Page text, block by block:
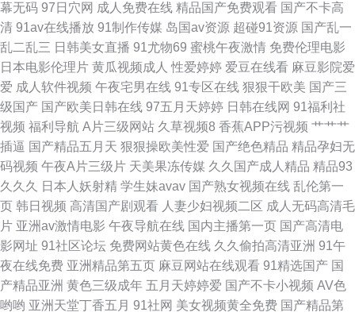
差 91色涩 99热超碰免费 超碰快爱 超碰视97 成人秘密网站 国产传媒自拍 蜜
桃婷婷狠狠久久 日韩性爱网址 深夜福利专区 伊人avav 在线夜间视频91 四虎
怎么播放失败 国精品伦区 97国产视频在线 五月丁香色图 天天骚天天操
幕无码 97日穴网 成人免费在线 精品国产免费观看 国产不卡高
清 91av在线播放 91制作传媒 岛国av资源 超碰91资源 国产乱一
乱二乱三 日韩美女直播 91尤物69 蜜桃午夜激情 免费伦理电影
日本电影伦理片 黄瓜视频成人 性爱婷婷 爱豆在线看 麻豆影院爱
爱 成人软件视频 午夜宅男在线 91专区在线 狠狠干欧美 国产三
级国产 国产欧美日韩在线 97五月天婷婷 日韩在线网 91福利社
视频 福利导航 A片三级网站 久草视频8 香蕉APP污视频 艹艹艹
插逼 国产精品五月天 狠狠操欧美性爱 国产绝色精品 精品孕妇无
码视频 午夜A片三级片 天美果冻传媒 久久国产成人精品 精品93
久久久
日本人妖射精 学生妹avav 国产熟女视频在线 乱伦第一
页 韩日视频 高清国产剧观看 人妻少妇视频二区 成人无码高清毛
片 亚洲av激情电影 午夜导航在线 国内主播第一页 国产高清电
影网址 91社区论坛 免费网站黄色在线 久久偷拍高清亚洲 91午
夜在线免费 亚洲精品第五页 麻豆网站在线观看 91精选国产 国
产精品亚洲 黄色三级成年 五月天婷婷爱 国产不卡小视频 AV色
哟哟 亚洲天堂丁香五月 91社网 美女视频黄全免费 国产精品第